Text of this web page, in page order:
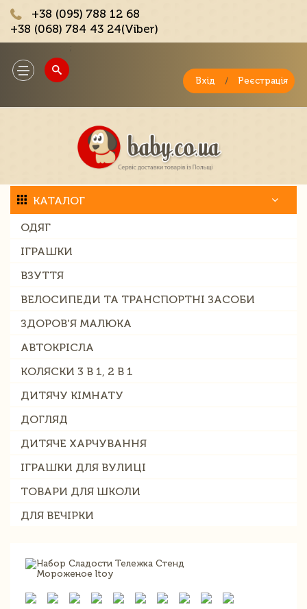
+38 (095) 788 12 68
+38 (068) 784 43 24(Viber)
Toggle
navigation
Вхід / Реєстрація
КАТАЛОГ
ОДЯГ
ІГРАШКИ
ВЗУТТЯ
ВЕЛОСИПЕДИ ТА ТРАНСПОРТНІ ЗАСОБИ
ЗДОРОВ'Я МАЛЮКА
АВТОКРІСЛА
КОЛЯСКИ 3 В 1, 2 В 1
ДИТЯЧУ КІМНАТУ
ДОГЛЯД
ДИТЯЧЕ ХАРЧУВАННЯ
ІГРАШКИ ДЛЯ ВУЛИЦІ
ТОВАРИ ДЛЯ ШКОЛИ
ДЛЯ ВЕЧІРКИ